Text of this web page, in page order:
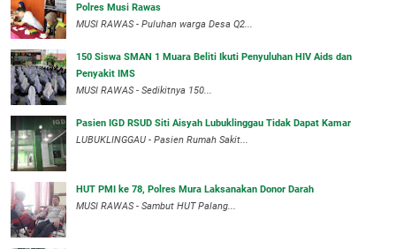
Polres Musi Rawas
MUSI RAWAS - Puluhan warga Desa Q2...
150 Siswa SMAN 1 Muara Beliti Ikuti Penyuluhan HIV Aids dan
Penyakit IMS
MUSI RAWAS - Sedikitnya 150...
Pasien IGD RSUD Siti Aisyah Lubuklinggau Tidak Dapat Kamar
LUBUKLINGGAU - Pasien Rumah Sakit...
HUT PMI ke 78, Polres Mura Laksanakan Donor Darah
MUSI RAWAS - Sambut HUT Palang...